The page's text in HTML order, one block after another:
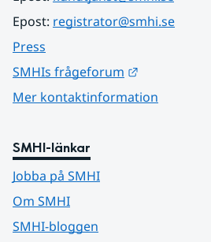
Epost: registrator@smhi.se
Press
SMHIs frågeforum
Mer kontaktinformation
SMHI-länkar
Jobba på SMHI
Om SMHI
SMHI-bloggen